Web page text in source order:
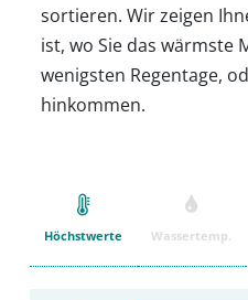
sortieren. Wir zeigen
ist, wo Sie das wärmste
wenigsten Regentage,
hinkommen.
Höchstwerte Wassertemp.